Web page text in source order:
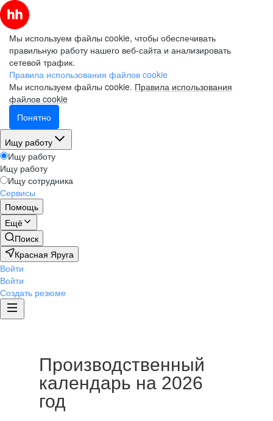
Мы используем файлы cookie, чтобы обеспечивать
правильную работу нашего веб-сайта и анализировать
сетевой трафик.
Правила использования файлов cookie
Мы используем файлы cookie. Правила использования
файлов cookie
Понятно
Ищу работу
Ищу работу
Ищу работу
Ищу сотрудника
Сервисы
Помощь
Ещё
Поиск
Красная Яруга
Войти
Войти
Создать резюме
Производственный
календарь на 2026
год